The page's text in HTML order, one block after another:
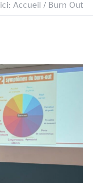
Accueil / Burn Out